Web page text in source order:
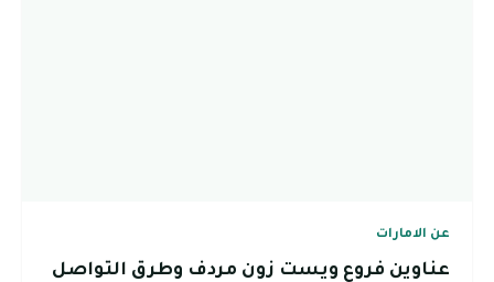
عن الامارات
عناوين فروع ويست زون مردف وطرق التواصل